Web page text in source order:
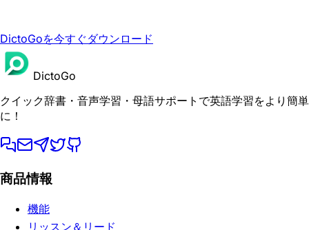
DictoGoを今すぐダウンロード
DictoGo
クイック辞書・音声学習・母語サポートで英語学習をより簡単
に！
商品情報
機能
リッスン＆リード